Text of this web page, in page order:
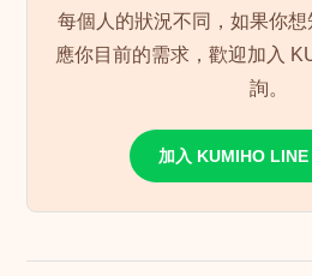
每個人的狀況不同，如果你
應你目前的需求，歡迎加入
詢。
加入 KUMIHO